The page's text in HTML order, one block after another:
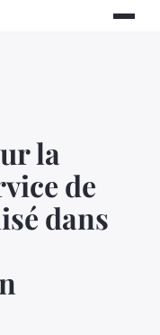
la
de
dans